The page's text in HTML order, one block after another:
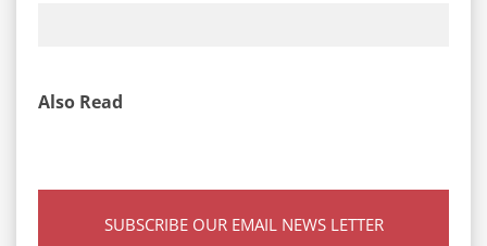
Also Read
SUBSCRIBE OUR EMAIL NEWS LETTER